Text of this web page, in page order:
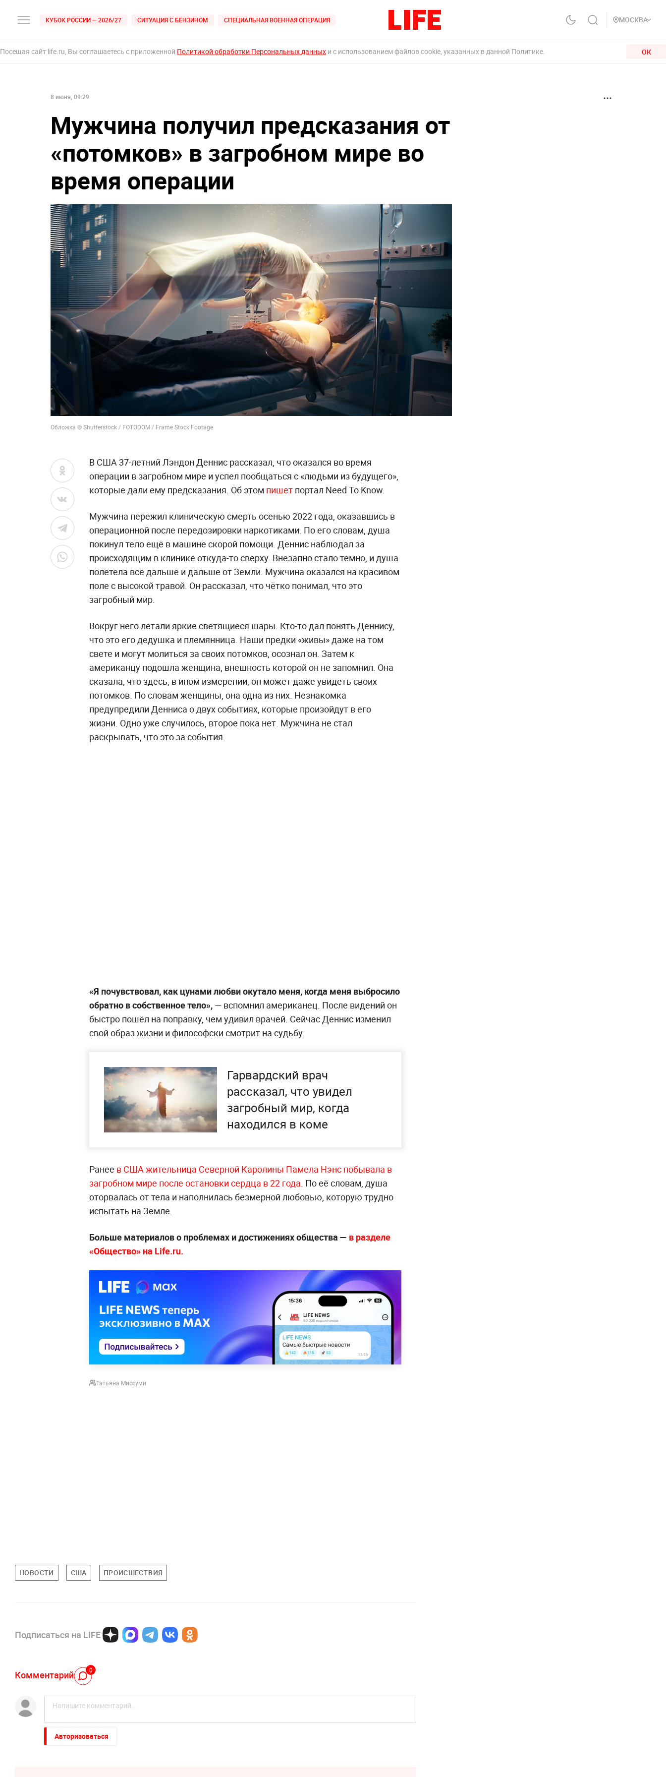
КУБОК РОССИИ — 2026/27 СИТУАЦИЯ С БЕНЗИНОМ СПЕЦИАЛЬНАЯ ВОЕННАЯ ОПЕРАЦИЯ МОСКВА
Посещая сайт life.ru, Вы соглашаетесь с приложенной Политикой обработки Персональных данных и с использованием файлов cookie, указанных в данной Политике. ОК
8 июня, 09:29
Мужчина получил предсказания от
«потомков» в загробном мире во
время операции
Обложка © Shutterstock / FOTODOM / Frame Stock Footage
В США 37-летний Лэндон Деннис рассказал, что оказался во время
операции в загробном мире и успел пообщаться с «людьми из будущего»,
которые дали ему предсказания. Об этом пишет портал Need To Know.
Мужчина пережил клиническую смерть осенью 2022 года, оказавшись в
операционной после передозировки наркотиками. По его словам, душа
покинул тело ещё в машине скорой помощи. Деннис наблюдал за
происходящим в клинике откуда-то сверху. Внезапно стало темно, и душа
полетела всё дальше и дальше от Земли. Мужчина оказался на красивом
поле с высокой травой. Он рассказал, что чётко понимал, что это
загробный мир.
Вокруг него летали яркие светящиеся шары. Кто-то дал понять Деннису,
что это его дедушка и племянница. Наши предки «живы» даже на том
свете и могут молиться за своих потомков, осознал он. Затем к
американцу подошла женщина, внешность которой он не запомнил. Она
сказала, что здесь, в ином измерении, он может даже увидеть своих
потомков. По словам женщины, она одна из них. Незнакомка
предупредили Денниса о двух событиях, которые произойдут в его
жизни. Одно уже случилось, второе пока нет. Мужчина не стал
раскрывать, что это за события.
«Я почувствовал, как цунами любви окутало меня, когда меня выбросило
обратно в собственное тело», — вспомнил американец. После видений он
быстро пошёл на поправку, чем удивил врачей. Сейчас Деннис изменил
свой образ жизни и философски смотрит на судьбу.
Гарвардский врач
рассказал, что увидел
загробный мир, когда
находился в коме
Ранее в США жительница Северной Каролины Памела Нэнс побывала в
загробном мире после остановки сердца в 22 года. По её словам, душа
оторвалась от тела и наполнилась безмерной любовью, которую трудно
испытать на Земле.
Больше материалов о проблемах и достижениях общества — в разделе
«Общество» на Life.ru.
Татьяна Миссуми
НОВОСТИ США ПРОИСШЕСТВИЯ
Подписаться на LIFE
Комментарий 0
Авторизоваться